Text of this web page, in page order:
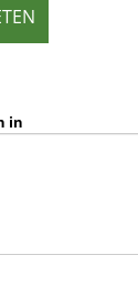
in